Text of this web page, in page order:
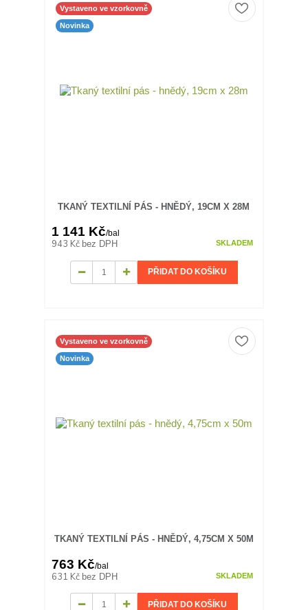
Vystaveno ve vzorkovně
Novinka
TKANÝ TEXTILNÍ PÁS - HNĚDÝ, 19CM X 28M
1 141 Kč/bal
943 Kč bez DPH SKLADEM
PŘIDAT DO KOŠÍKU
Vystaveno ve vzorkovně
Novinka
TKANÝ TEXTILNÍ PÁS - HNĚDÝ, 4,75CM X 50M
763 Kč/bal
631 Kč bez DPH SKLADEM
PŘIDAT DO KOŠÍKU